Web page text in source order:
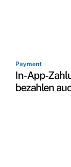
Payment
In-App-
bezahlen